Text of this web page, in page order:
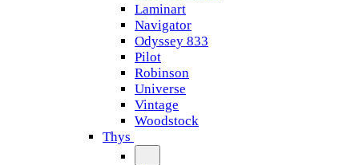
Laminart
Navigator
Odyssey 833
Pilot
Robinson
Universe
Vintage
Woodstock
Thys